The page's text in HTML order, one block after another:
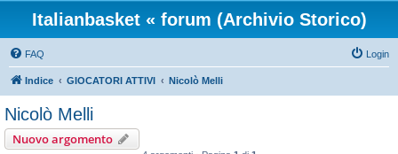
Italianbasket « forum (Archivio Storico)
FAQ Login
Indice GIOCATORI ATTIVI Nicolò Melli
Nicolò Melli
Nuovo argomento